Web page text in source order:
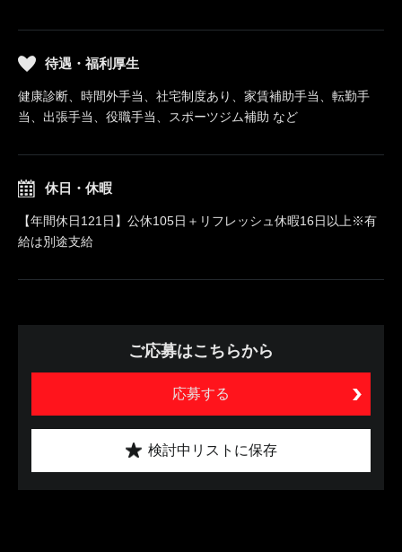
待遇・福利厚生
健康診断、時間外手当、社宅制度あり、家賃補助手当、転勤手
当、出張手当、役職手当、スポーツジム補助 など
休日・休暇
【年間休日121日】公休105日＋リフレッシュ休暇16日以上※有
給は別途支給
ご応募はこちらから
応募する
検討中リストに保存